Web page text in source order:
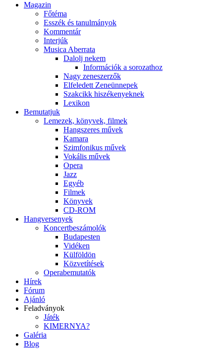
Magazin
Főtéma
Esszék és tanulmányok
Kommentár
Interjúk
Musica Aberrata
Dalolj nekem
Információk a sorozathoz
Nagy zeneszerzők
Elfeledett Zeneünnepek
Szakcikk hiszékenyeknek
Lexikon
Bemutatjuk
Lemezek, könyvek, filmek
Hangszeres művek
Kamara
Szimfonikus művek
Vokális művek
Opera
Jazz
Egyéb
Filmek
Könyvek
CD-ROM
Hangversenyek
Koncertbeszámolók
Budapesten
Vidéken
Külföldön
Közvetítések
Operabemutatók
Hírek
Fórum
Ajánló
Feladványok
Játék
KIMERNYA?
Galéria
Blog